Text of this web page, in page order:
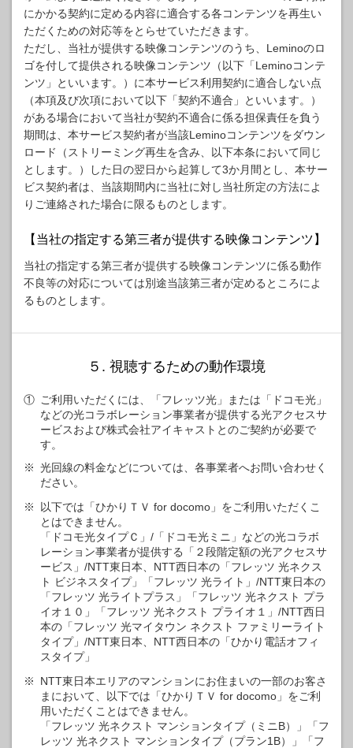
にかかる契約に定める内容に適合する各コンテンツを再生い
ただくための対応等をとらせていただきます。
ただし、当社が提供する映像コンテンツのうち、Leminoのロ
ゴを付して提供される映像コンテンツ（以下「Leminoコンテ
ンツ」といいます。）に本サービス利用契約に適合しない点
（本項及び次項において以下「契約不適合」といいます。）
がある場合において当社が契約不適合に係る担保責任を負う
期間は、本サービス契約者が当該Leminoコンテンツをダウン
ロード（ストリーミング再生を含み、以下本条において同じ
とします。）した日の翌日から起算して3か月間とし、本サー
ビス契約者は、当該期間内に当社に対し当社所定の方法によ
りご連絡された場合に限るものとします。
【当社の指定する第三者が提供する映像コンテンツ】
当社の指定する第三者が提供する映像コンテンツに係る動作
不良等の対応については別途当該第三者が定めるところによ
るものとします。
５. 視聴するための動作環境
① ご利用いただくには、「フレッツ光」または「ドコモ光」
などの光コラボレーション事業者が提供する光アクセスサ
ービスおよび株式会社アイキャストとのご契約が必要で
す。
※ 光回線の料金などについては、各事業者へお問い合わせく
ださい。
※
以下では「ひかりＴＶ for docomo」をご利用いただくこ
とはできません。
「ドコモ光タイプＣ」/「ドコモ光ミニ」などの光コラボ
レーション事業者が提供する「２段階定額の光アクセスサ
ービス」/NTT東日本、NTT西日本の「フレッツ 光ネクス
ト ビジネスタイプ」「フレッツ 光ライト」/NTT東日本の
「フレッツ 光ライトプラス」「フレッツ 光ネクスト プラ
イオ１０」「フレッツ 光ネクスト プライオ１」/NTT西日
本の「フレッツ 光マイタウン ネクスト ファミリーライト
タイプ」/NTT東日本、NTT西日本の「ひかり電話オフィ
スタイプ」
※
NTT東日本エリアのマンションにお住まいの一部のお客さ
まにおいて、以下では「ひかりＴＶ for docomo」をご利
用いただくことはできません。
「フレッツ 光ネクスト マンションタイプ（ミニB）」「フ
レッツ 光ネクスト マンションタイプ（プラン1B）」「フ